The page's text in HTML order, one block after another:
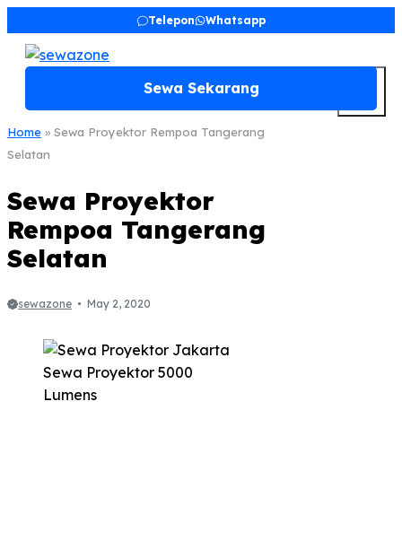
content
Telepon Whatsapp
Sewa Sekarang
Home » Sewa Proyektor Rempoa Tangerang
Selatan
Sewa Proyektor
Rempoa Tangerang
Selatan
sewazone May 2, 2020
Sewa Proyektor 5000
Lumens